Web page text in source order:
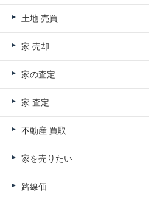
土地 売買
家 売却
家の査定
家 査定
不動産 買取
家を売りたい
路線価